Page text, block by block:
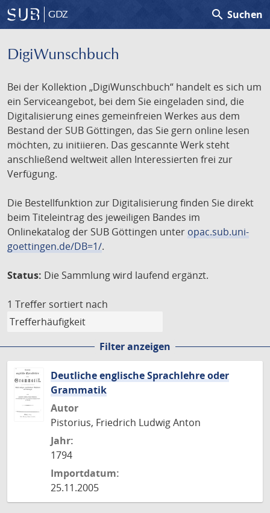
GDZ search Suchen
DigiWunschbuch
Bei der Kollektion „DigiWunschbuch“ handelt es sich um
ein Serviceangebot, bei dem Sie eingeladen sind, die
Digitalisierung eines gemeinfreien Werkes aus dem
Bestand der SUB Göttingen, das Sie gern online lesen
möchten, zu initiieren. Das gescannte Werk steht
anschließend weltweit allen Interessierten frei zur
Verfügung.
Die Bestellfunktion zur Digitalisierung finden Sie direkt
beim Titeleintrag des jeweiligen Bandes im
Onlinekatalog der SUB Göttingen unter opac.sub.uni-
goettingen.de/DB=1/.
Status: Die Sammlung wird laufend ergänzt.
1 Treffer sortiert nach
Filter anzeigen
Deutliche englische Sprachlehre oder
Grammatik
Autor
Pistorius, Friedrich Ludwig Anton
Jahr:
1794
Importdatum:
25.11.2005